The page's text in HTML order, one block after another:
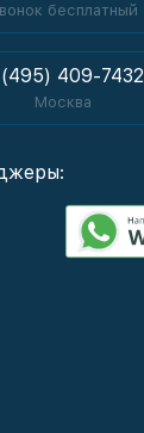
бесплатный
409-7432
Москва